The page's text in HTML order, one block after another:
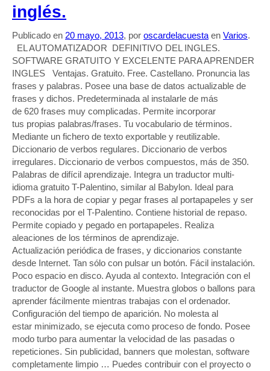
inglés.
Publicado en 20 mayo, 2013, por oscardelacuesta en Varios.
EL AUTOMATIZADOR DEFINITIVO DEL INGLES.
SOFTWARE GRATUITO Y EXCELENTE PARA APRENDER
INGLES Ventajas. Gratuito. Free. Castellano. Pronuncia las
frases y palabras. Posee una base de datos actualizable de
frases y dichos. Predeterminada al instalarle de más
de 620 frases muy complicadas. Permite incorporar
tus propias palabras/frases. Tu vocabulario de términos.
Mediante un fichero de texto exportable y reutilizable.
Diccionario de verbos regulares. Diccionario de verbos
irregulares. Diccionario de verbos compuestos, más de 350.
Palabras de difícil aprendizaje. Integra un traductor multi-
idioma gratuito T-Palentino, similar al Babylon. Ideal para
PDFs a la hora de copiar y pegar frases al portapapeles y ser
reconocidas por el T-Palentino. Contiene historial de repaso.
Permite copiado y pegado en portapapeles. Realiza
aleaciones de los términos de aprendizaje.
Actualización periódica de frases, y diccionarios constante
desde Internet. Tan sólo con pulsar un botón. Fácil instalación.
Poco espacio en disco. Ayuda al contexto. Integración con el
traductor de Google al instante. Muestra globos o ballons para
aprender fácilmente mientras trabajas con el ordenador.
Configuración del tiempo de aparición. No molesta al
estar minimizado, se ejecuta como proceso de fondo. Posee
modo turbo para aumentar la velocidad de las pasadas o
repeticiones. Sin publicidad, banners que molestan, software
completamente limpio … Puedes contribuir con el proyecto o